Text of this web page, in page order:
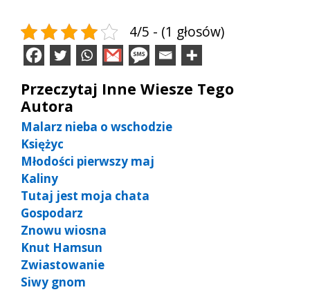
4/5 - (1 głosów)
Przeczytaj Inne Wiesze Tego
Autora
Malarz nieba o wschodzie
Księżyc
Młodości pierwszy maj
Kaliny
Tutaj jest moja chata
Gospodarz
Znowu wiosna
Knut Hamsun
Zwiastowanie
Siwy gnom